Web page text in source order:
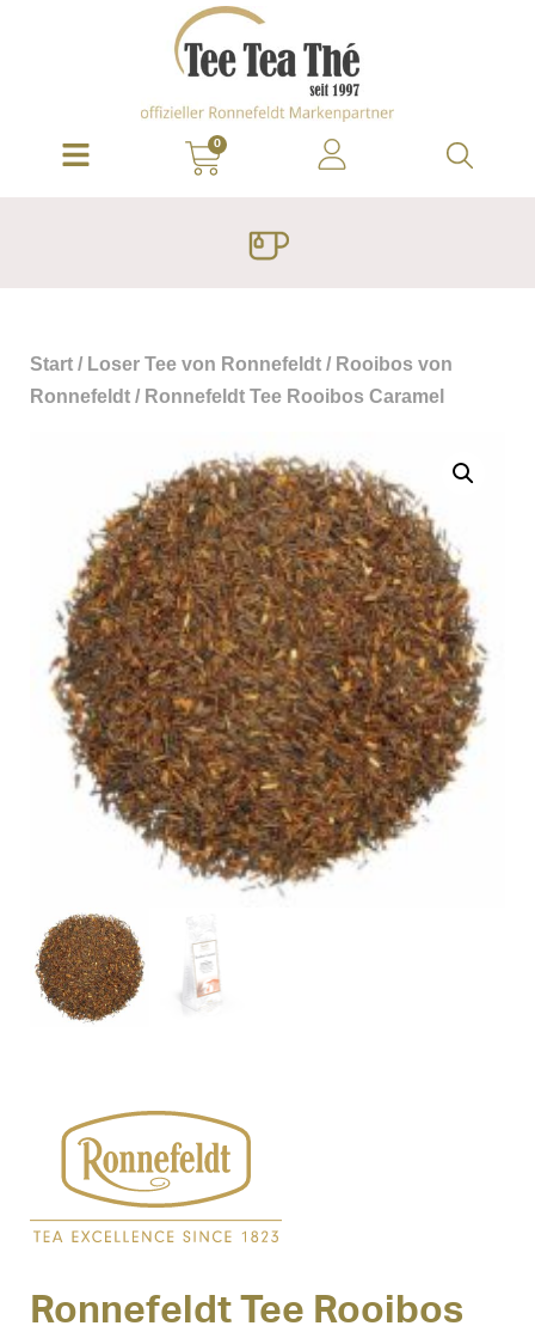
0
Start / Loser Tee von Ronnefeldt / Rooibos von
Ronnefeldt / Ronnefeldt Tee Rooibos Caramel
Ronnefeldt Tee Rooibos